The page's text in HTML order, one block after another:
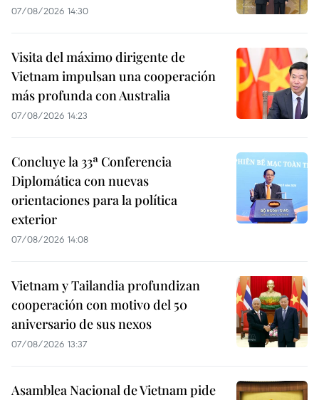
07/08/2026 14:30
Visita del máximo dirigente de
Vietnam impulsan una cooperación
más profunda con Australia
07/08/2026 14:23
Concluye la 33ª Conferencia
Diplomática con nuevas
orientaciones para la política
exterior
07/08/2026 14:08
Vietnam y Tailandia profundizan
cooperación con motivo del 50
aniversario de sus nexos
07/08/2026 13:37
Asamblea Nacional de Vietnam pide